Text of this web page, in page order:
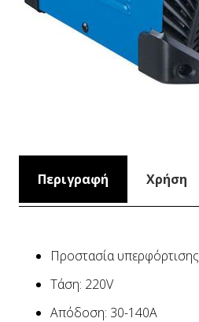
Περιγραφή Χρήση
Προστασία υπερφόρτισης
Τάση: 220V
Απόδοση: 30-140A